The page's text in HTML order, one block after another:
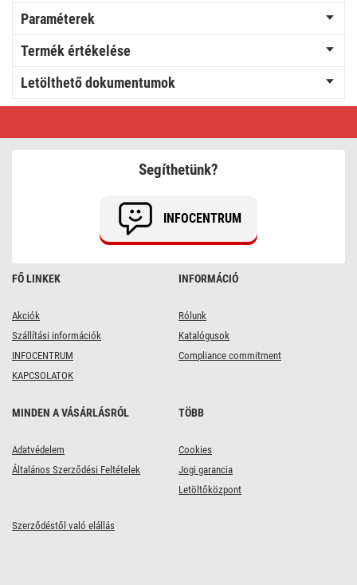
Paraméterek
Termék értékelése
Letölthető dokumentumok
modul
FŐ LINKEK
Akciók
Szállítási információk
INFOCENTRUM
KAPCSOLATOK
INFORMÁCIÓ
Rólunk
Katalógusok
Compliance commitment
MINDEN A VÁSÁRLÁSRÓL
Adatvédelem
Általános Szerződési Feltételek
TÖBB
Cookies
Jogi garancia
Letöltőközpont
Szerződéstől való elállás
Segíthetünk?
INFOCENTRUM